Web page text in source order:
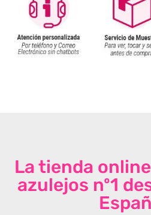
La tienda
azulejos nº1